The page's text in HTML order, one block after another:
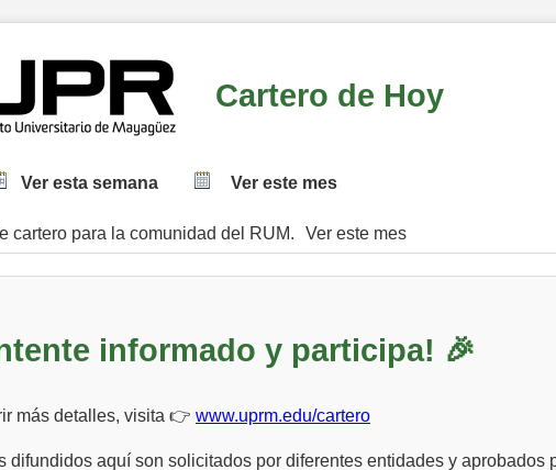
Cartero de Hoy
Ver esta semana Ver este mes
cartero para la comunidad del RUM. Ver este mes
informado y participa! 🎉
más detalles, visita 👉 www.uprm.edu/cartero
difundidos aquí son solicitados por diferentes entidades y aprobados